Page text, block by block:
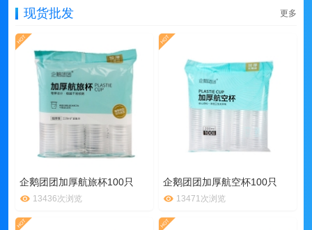
现货批发 更多
企鹅团团加厚航旅杯100只
13436次浏览
企鹅团团加厚航空杯100只
13471次浏览